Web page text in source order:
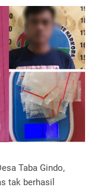
Taba Gindo,
tak berhasil